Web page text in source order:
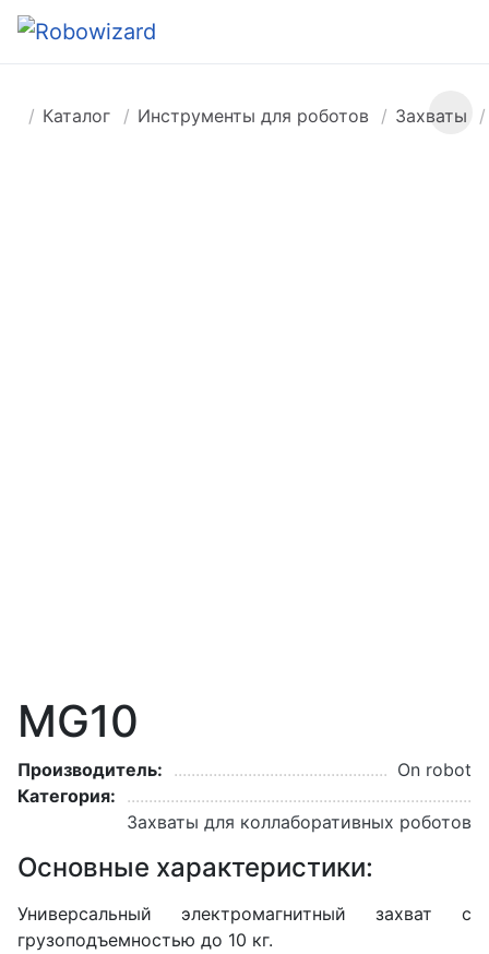
Каталог Инструменты для роботов Захваты
MG10
Производитель:
On robot
Категория:
Захваты для коллаборативных роботов
Основные характеристики:
Универсальный электромагнитный захват с
грузоподъемностью до 10 кг.